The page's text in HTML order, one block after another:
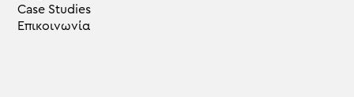
Case Studies
Επικοινωνία